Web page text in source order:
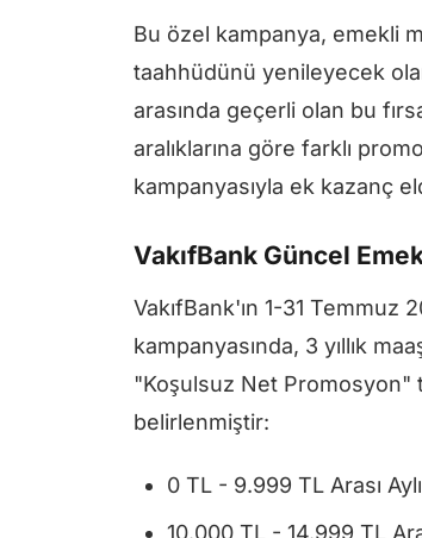
Bu özel kampanya, emekli
taahhüdünü yenileyecek
arasında geçerli olan bu
aralıklarına göre farklı
kampanyasıyla ek kazanç
VakıfBank Güncel
VakıfBank'ın 1-31
kampanyasında, 3 yıllık
"Koşulsuz Net Promosyon"
belirlenmiştir:
0 TL - 9.999 TL Arası
10.000 TL - 14.999 TL